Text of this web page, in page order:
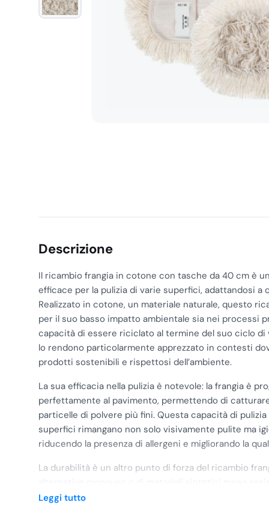
Descrizione
Il ricambio frangia in cotone con tasche da 40 cm è
efficace per la pulizia di varie superfici, adattandosi a
Realizzato in cotone, un materiale naturale, questo
per il suo basso impatto ambientale sia nei processi
capacità di essere riciclato al termine del suo ciclo
lo rendono particolarmente apprezzato in contesti
prodotti sostenibili e rispettosi dell’ambiente.
La sua efficacia nella pulizia è notevole: la frangia è
perfettamente al pavimento, permettendo di
particelle di polvere più fini. Questa capacità di
superfici rimangano non solo visivamente pulite ma
riducendo la presenza di allergeni e migliorando la
La durabilità è un altro punto di forza del ricambio
lunga durata, resistendo a numerosi lavaggi senza
Leggi tutto